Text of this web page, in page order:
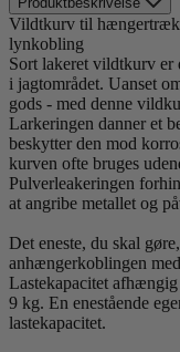
Vildtkurv til
lynkobling
Sort lakeret vildtkurv er
i jagtområdet. Uanset
gods - med denne
Larkeringen danner et
beskytter den mod
kurven ofte bruges
Pulverleakeringen
at angribe metallet og
Det eneste, du skal
anhængerkoblingen
Lastekapacitet
9 kg. En enestående
lastekapacitet.